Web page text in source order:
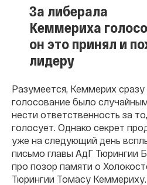
За либерала
Кеммериха
он это принял и
лидеру
Разумеется, Кеммерих сразу
голосование было
нести ответственность за
голосует. Однако секрет
уже на следующий день
письмо главы АдГ Тюрингии
про позор памяти о
Тюрингии Томасу